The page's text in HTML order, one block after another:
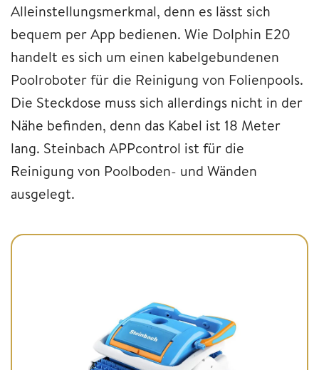
Alleinstellungsmerkmal, denn es lässt sich
bequem per App bedienen. Wie Dolphin E20
handelt es sich um einen kabelgebundenen
Poolroboter für die Reinigung von Folienpools.
Die Steckdose muss sich allerdings nicht in der
Nähe befinden, denn das Kabel ist 18 Meter
lang. Steinbach APPcontrol ist für die
Reinigung von Poolboden- und Wänden
ausgelegt.